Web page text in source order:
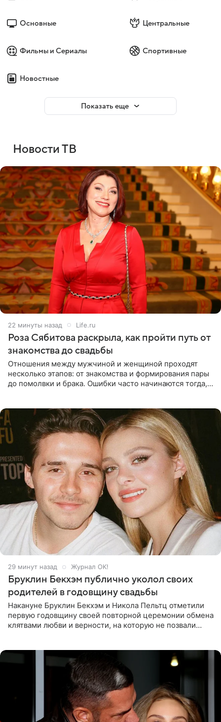
Основные Центральные
Фильмы и Сериалы Спортивные
Новостные
Показать еще
Новости ТВ
22 минуты назад Life.ru
Роза Сябитова раскрыла, как пройти путь от
знакомства до свадьбы
Отношения между мужчиной и женщиной проходят
несколько этапов: от знакомства и формирования пары
до помолвки и брака. Ошибки часто начинаются тогда,
29 минут назад Журнал OK!
Бруклин Бекхэм публично уколол своих
родителей в годовщину свадьбы
Накануне Бруклин Бекхэм и Никола Пельтц отметили
первую годовщину своей повторной церемонии обмена
клятвами любви и верности, на которую не позвали